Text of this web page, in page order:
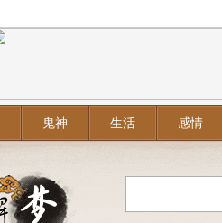
鬼神 生活 感情